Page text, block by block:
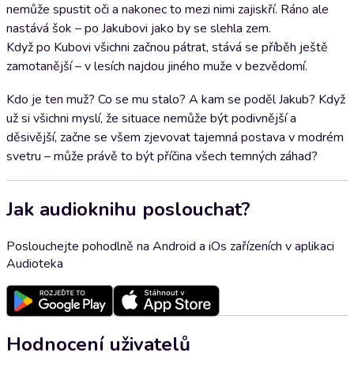
nemůže spustit oči a nakonec to mezi nimi zajiskří. Ráno ale
nastává šok – po Jakubovi jako by se slehla zem.
Když po Kubovi všichni začnou pátrat, stává se příběh ještě
zamotanější – v lesích najdou jiného muže v bezvědomí.
Kdo je ten muž? Co se mu stalo? A kam se poděl Jakub? Když
už si všichni myslí, že situace nemůže být podivnější a
děsivější, začne se všem zjevovat tajemná postava v modrém
svetru – může právě to být příčina všech temných záhad?
Jak audioknihu poslouchat?
Poslouchejte pohodlně na Android a iOs zařízeních v aplikaci
Audioteka
Hodnocení uživatelů